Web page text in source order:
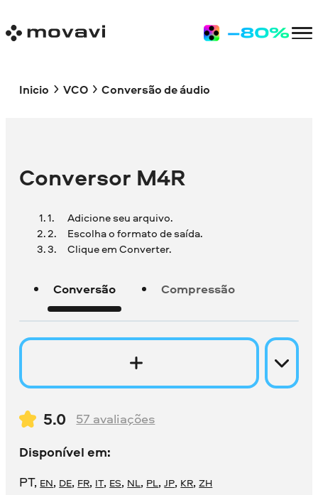
Inicio VCO Conversão de áudio
Conversor M4R
Adicione seu arquivo.
Escolha o formato de saída.
Clique em Converter.
Conversão Compressão
5.0 57 avaliações
Disponível em:
PT, EN, DE, FR, IT, ES, NL, PL,JP, KR,ZH